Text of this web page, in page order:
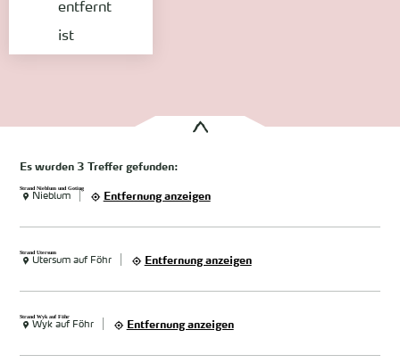
entfernt
ist
Es wurden 3 Treffergefunden:
Strand Nieblum und Goting
Nieblum Entfernung anzeigen
Strand Utersum
Utersum auf Föhr Entfernung anzeigen
Strand Wyk auf Föhr
Wyk auf Föhr Entfernung anzeigen